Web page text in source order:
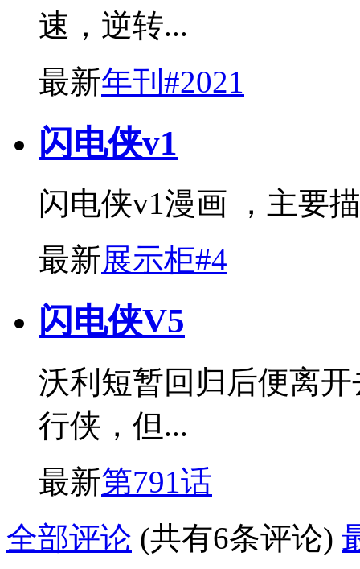
速，逆转...
最新年刊#2021
闪电侠v1
闪电侠v1漫画 ，主要
最新展示柜#4
闪电侠V5
沃利短暂回归后便离
行侠，但...
最新第791话
全部评论 (共有6条评论)